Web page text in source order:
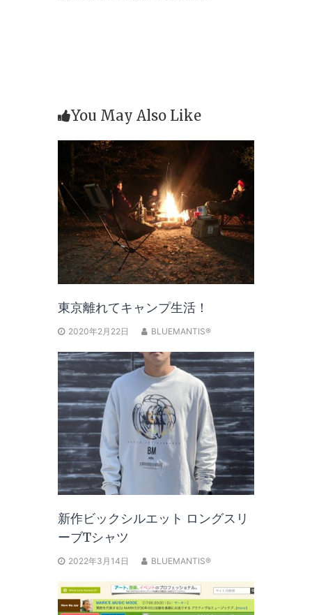
You May Also Like
東京離れてキャンプ生活！
2020年2月22日 BLUEMANTIS®
新作ビックシルエット ロングスリ
ーブTシャツ
2022年3月14日 BLUEMANTIS®